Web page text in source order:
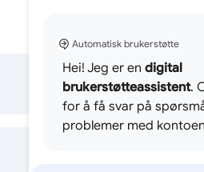
Automatisk brukerstøtte
Hei! Jeg er en digital
brukerstøtteassistent.
for å få svar på
problemer med